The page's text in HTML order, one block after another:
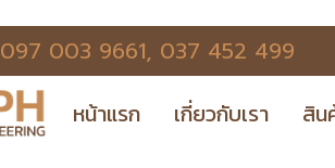
097 003 9661, 037 452 499
หน้าแรก
เกี่ยวกับเรา สิน